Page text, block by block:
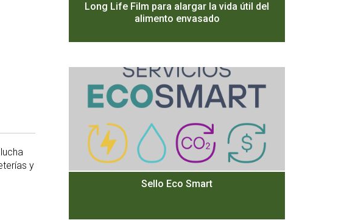
y
Long Life Film para alargar la vida útil del
alimento envasado
Sello Eco Smart